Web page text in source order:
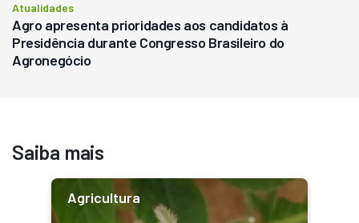
Atualidades
Agro apresenta prioridades aos candidatos à
Presidência durante Congresso Brasileiro do
Agronegócio
Saiba mais
Agricultura